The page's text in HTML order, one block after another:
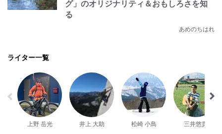
グ」のオリジナリティ＆おもしろさを知
る
あめのちはれ
ライター一覧
上野 岳光 井上 大助 松崎 小鳥 三井悠貴